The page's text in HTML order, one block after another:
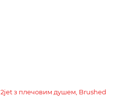
з плечовим душем, Brushed